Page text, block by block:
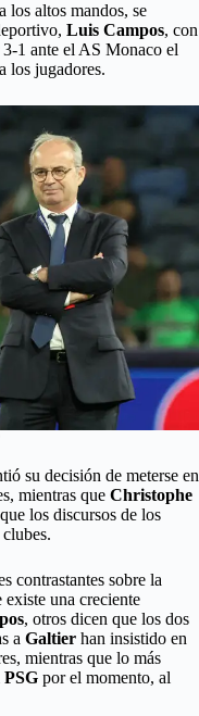
los altos mandos, se
Luis Campos, con
1 ante el AS Monaco el
a los jugadores.
su decisión de meterse en
mientras que Christophe
los discursos de los
contrastantes sobre la
una creciente
, otros dicen que los dos
a Galtier han insistido en
mientras que lo más
PSG por el momento, al